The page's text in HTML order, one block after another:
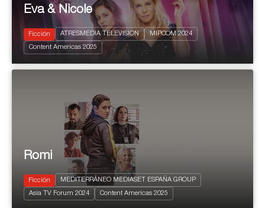
2024 8 x 50'
Dramedy
Eva & Nicole
Ficción ATRESMEDIA TELEVISION MIPCOM 2024
Content Americas 2025
2024 8 X 70'
Drama
Romi
Ficción MEDITERRÁNEO MEDIASET ESPAÑA GROUP
Asia TV Forum 2024 Content Americas 2025